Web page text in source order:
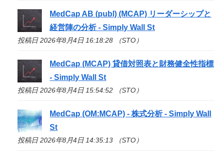
MedCap AB (publ) (MCAP) リーダーシップと
経営陣の分析 - Simply Wall St
投稿日 2026年8月4日 16:18:28 （STO）
MedCap (MCAP) 貸借対照表と財務健全性指標
- Simply Wall St
投稿日 2026年8月4日 15:54:52 （STO）
MedCap (OM:MCAP) - 株式分析 - Simply Wall
St
投稿日 2026年8月4日 14:35:13 （STO）